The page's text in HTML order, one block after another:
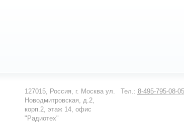
Тел.: 8-495-795-08-05
127015, Россия, г. Москва ул.
Новодмитровская, д.2,
корп.2, этаж 14, офис
"Радиотех"